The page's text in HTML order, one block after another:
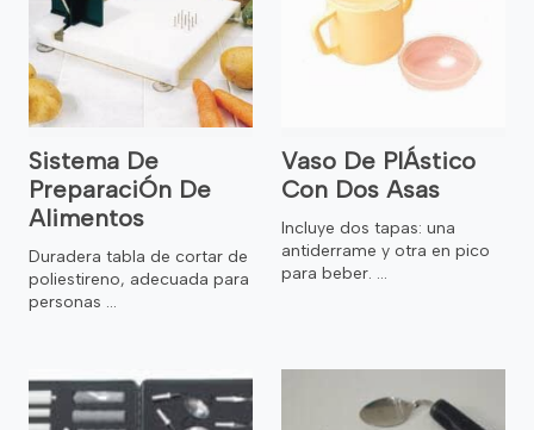
Sistema De
PreparaciÓn De
Alimentos
Duradera tabla de cortar de
poliestireno, adecuada para
personas ...
Vaso De PlÁstico
Con Dos Asas
Incluye dos tapas: una
antiderrame y otra en pico
para beber. ...